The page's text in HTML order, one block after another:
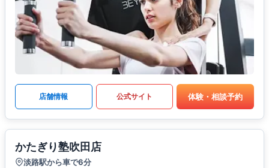
店舗情報 公式サイト 体験・相談予約
かたぎり塾吹田店
淡路駅から車で6分